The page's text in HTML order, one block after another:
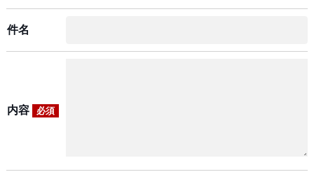
件名
内容 必須